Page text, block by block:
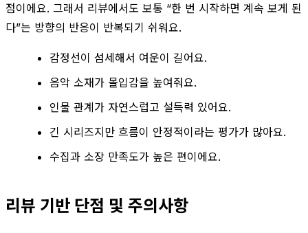
점이에요. 그래서 리뷰에서도 보통 “한 번 시작하면 계속 보게 된
다”는 방향의 반응이 반복되기 쉬워요.
감정선이 섬세해서 여운이 길어요.
음악 소재가 몰입감을 높여줘요.
인물 관계가 자연스럽고 설득력 있어요.
긴 시리즈지만 흐름이 안정적이라는 평가가 많아요.
수집과 소장 만족도가 높은 편이에요.
리뷰 기반 단점 및 주의사항